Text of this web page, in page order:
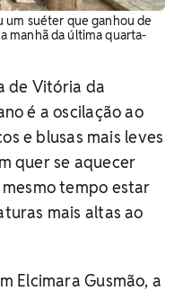
um suéter que ganhou de
manhã da última quarta-
de Vitória da
é a oscilação ao
e blusas mais leves
quer se aquecer
tempo estar
mais altas ao
Elcimara Gusmão, a